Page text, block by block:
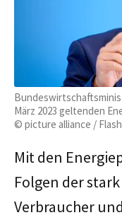
März 2023 geltenden
© picture alliance /
Mit den
Folgen der
Verbraucher